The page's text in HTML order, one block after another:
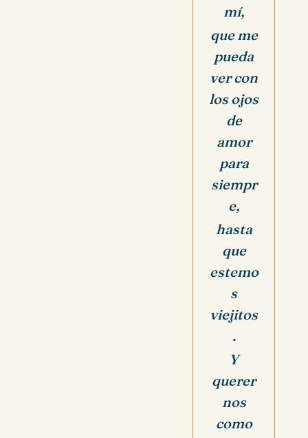
mí,
que me
pueda
ver con
los ojos
de
amor
para
siempr
e,
hasta
que
estemo
s
viejitos
.
Y
querer
nos
como